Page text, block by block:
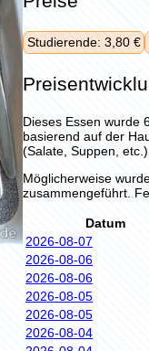
Studierende: 3,80 €
Dieses Essen wurde
basierend auf der
(Salate, Suppen,
Möglicherweise
zusammengeführt.
Datum
2026-08-07
2026-08-06
2026-08-06
2026-08-05
2026-08-05
2026-08-04